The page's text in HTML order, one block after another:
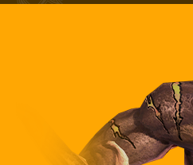
이벤트
히스토리
PC방으로간다